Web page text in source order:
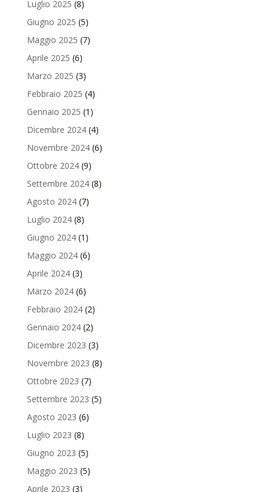
Luglio 2025 (8)
Giugno 2025 (5)
Maggio 2025 (7)
Aprile 2025 (6)
Marzo 2025 (3)
Febbraio 2025 (4)
Gennaio 2025 (1)
Dicembre 2024(4)
Novembre 2024(6)
Ottobre 2024(9)
Settembre 2024(8)
Agosto 2024(7)
Luglio 2024(8)
Giugno 2024(1)
Maggio 2024(6)
Aprile 2024(3)
Marzo 2024(6)
Febbraio 2024(2)
Gennaio 2024(2)
Dicembre 2023 (3)
Novembre 2023 (8)
Ottobre 2023 (7)
Settembre 2023 (5)
Agosto 2023 (6)
Luglio 2023 (8)
Giugno 2023 (5)
Maggio 2023 (5)
Aprile 2023 (3)